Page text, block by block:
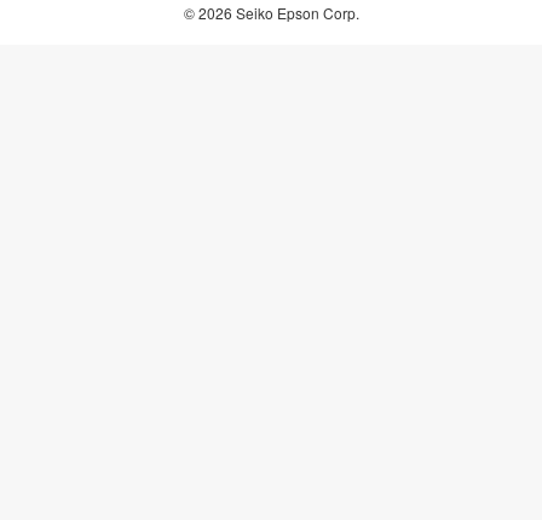
© 2026 Seiko Epson Corp.